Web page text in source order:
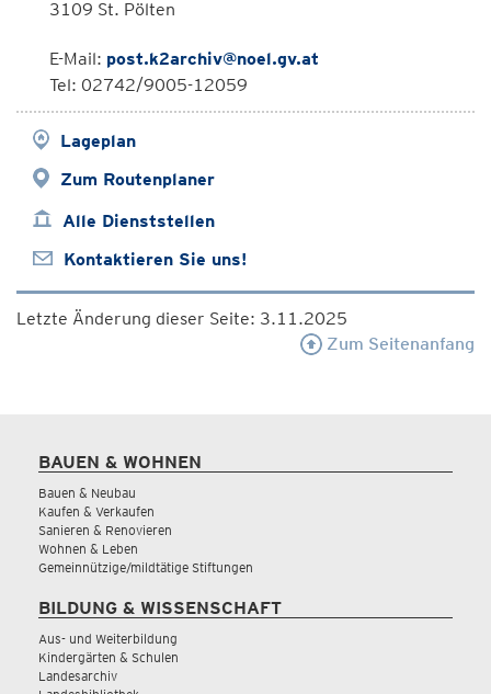
3109 St. Pölten
E-Mail: post.k2archiv@noel.gv.at
Tel: 02742/9005-12059
Lageplan
Zum Routenplaner
Alle Dienststellen
Kontaktieren Sie uns!
Letzte Änderung dieser Seite: 3.11.2025
Zum Seitenanfang
BAUEN & WOHNEN
Bauen & Neubau
Kaufen & Verkaufen
Sanieren & Renovieren
Wohnen & Leben
Gemeinnützige/mildtätige Stiftungen
BILDUNG & WISSENSCHAFT
Aus- und Weiterbildung
Kindergärten & Schulen
Landesarchiv